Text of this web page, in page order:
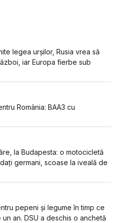
legea urșilor, Rusia vrea să
iar Europa fierbe sub
România: BAA3 cu
la Budapesta: o motocicletă
germani, scoase la iveală de
pepeni și legume în timp ce
an. DSU a deschis o anchetă